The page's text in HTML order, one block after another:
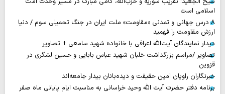
اسلامی است
۸ درس جهانی و تمدنی «مقاومت» ملت ایران در جنگ تحمیلی سوم / دنیا
ارزش مقاومت را فهمید
دیدار نمایندگان آیت‌الله اعرافی با خانواده شهید سامعی + تصاویر
تصاویر /مراسم بزرگداشت خلبان شهید عباس بابایی و حسین لشگری در
قزوین
خبرنگاران راویان امین حقیقت و دیده‌بانان بیدار جامعه‌اند
برنامه دفتر حضرت آیت الله وحید خراسانی به مناسبت ایام پایانی ماه صفر